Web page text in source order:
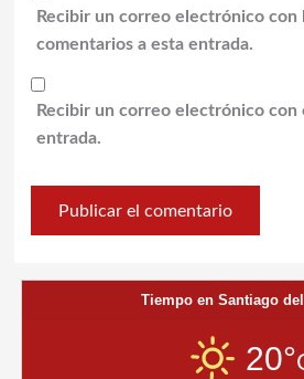
Recibir un correo electrónico con
comentarios a esta entrada.
Recibir un correo electrónico con
entrada.
Tiempo en Santiago
20°